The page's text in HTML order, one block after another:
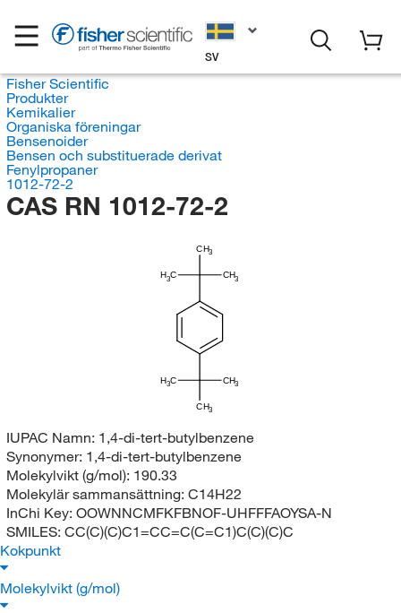
SV
Fisher Scientific
Produkter
Kemikalier
Organiska föreningar
Bensenoider
Bensen och substituerade derivat
Fenylpropaner
1012-72-2
CAS RN 1012-72-2
CH3
H3C CH3
CH3
H3C CH3
IUPAC Namn: 1,4-di-tert-butylbenzene
Synonymer: 1,4-di-tert-butylbenzene
Molekylvikt (g/mol): 190.33
Molekylär sammansättning: C14H22
InChi Key: OOWNNCMFKFBNOF-UHFFFAOYSA-N
SMILES: CC(C)(C)C1=CC=C(C=C1)C(C)(C)C
Kokpunkt
Molekylvikt (g/mol)